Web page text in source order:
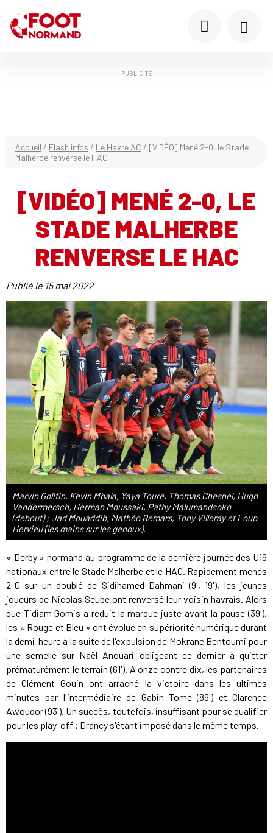
PUBLICITÉ
Accueil / Flash infos / Le Havre AC / [VIDÉO] Mené 2-0, le Stade
Malherbe renverse le HAC
[VIDÉO] MENÉ 2-0, LE
STADE MALHERBE
RENVERSE LE HAC
Publié le 15 mai 2022
Marvin Golitin, Kevin Mbala, Yaya Touré, Thomas Chesnel, Hugo
Vandermersch, Herman Moussaki, Pathy Malumandsoko
(debout) ; Jad Mouaddib, Mathéo Remars, Tony Villeray et Loup
Hervieu (les mains sur les genoux).
« Derby » normand au programme de la dernière journée des U19
nationaux entre le Stade Malherbe et le HAC. Rapidement menés
2-0 sur un doublé de Sidihamed Dahmani (9', 19'), les jeunes
joueurs de Nicolas Seube ont renversé leur voisin havrais. Alors
que Tidiam Gomis a réduit la marque juste avant la pause (39'),
les « Rouge et Bleu » ont évolué en supériorité numérique durant
la demi-heure à la suite de l'expulsion de Mokrane Bentoumi pour
une semelle sur Naël Anouari obligeant ce dernier à quitter
prématurément le terrain (61'). A onze contre dix, les partenaires
de Clément Gouin ont arraché la victoire dans les ultimes
minutes par l'intermédiaire de Gabin Tomé (89') et Clarence
Awoudor (93'). Un succès, toutefois, insuffisant pour se qualifier
pour les play-off ; Drancy s'étant imposé dans le même temps.